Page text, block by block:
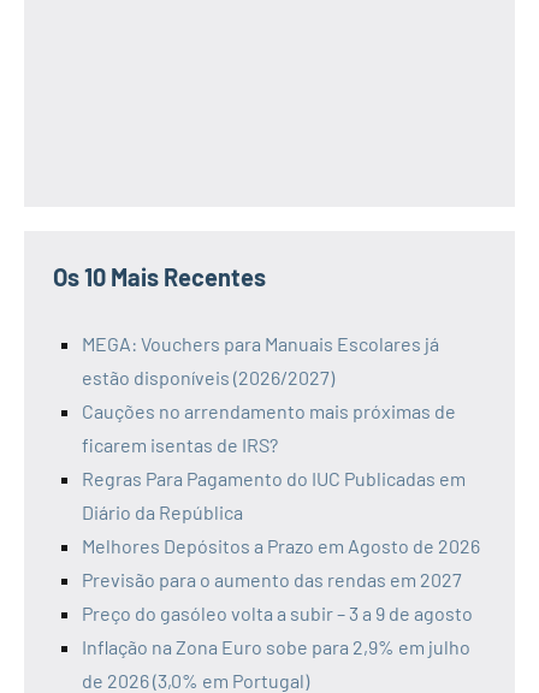
Os 10 Mais Recentes
MEGA: Vouchers para Manuais Escolares já
estão disponíveis (2026/2027)
Cauções no arrendamento mais próximas de
ficarem isentas de IRS?
Regras Para Pagamento do IUC Publicadas em
Diário da República
Melhores Depósitos a Prazo em Agosto de 2026
Previsão para o aumento das rendas em 2027
Preço do gasóleo volta a subir – 3 a 9 de agosto
Inflação na Zona Euro sobe para 2,9% em julho
de 2026 (3,0% em Portugal)